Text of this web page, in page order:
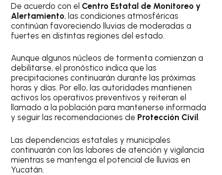
De acuerdo con el Centro Estatal de Monitoreo y
Alertamiento, las condiciones atmosféricas
continúan favoreciendo lluvias de moderadas a
fuertes en distintas regiones del estado.
Aunque algunos núcleos de tormenta comienzan a
debilitarse, el pronóstico indica que las
precipitaciones continuarán durante las próximas
horas y días. Por ello, las autoridades mantienen
activos los operativos preventivos y reiteran el
llamado a la población para mantenerse informada
y seguir las recomendaciones de Protección Civil.
Las dependencias estatales y municipales
continuarán con las labores de atención y vigilancia
mientras se mantenga el potencial de lluvias en
Yucatán.